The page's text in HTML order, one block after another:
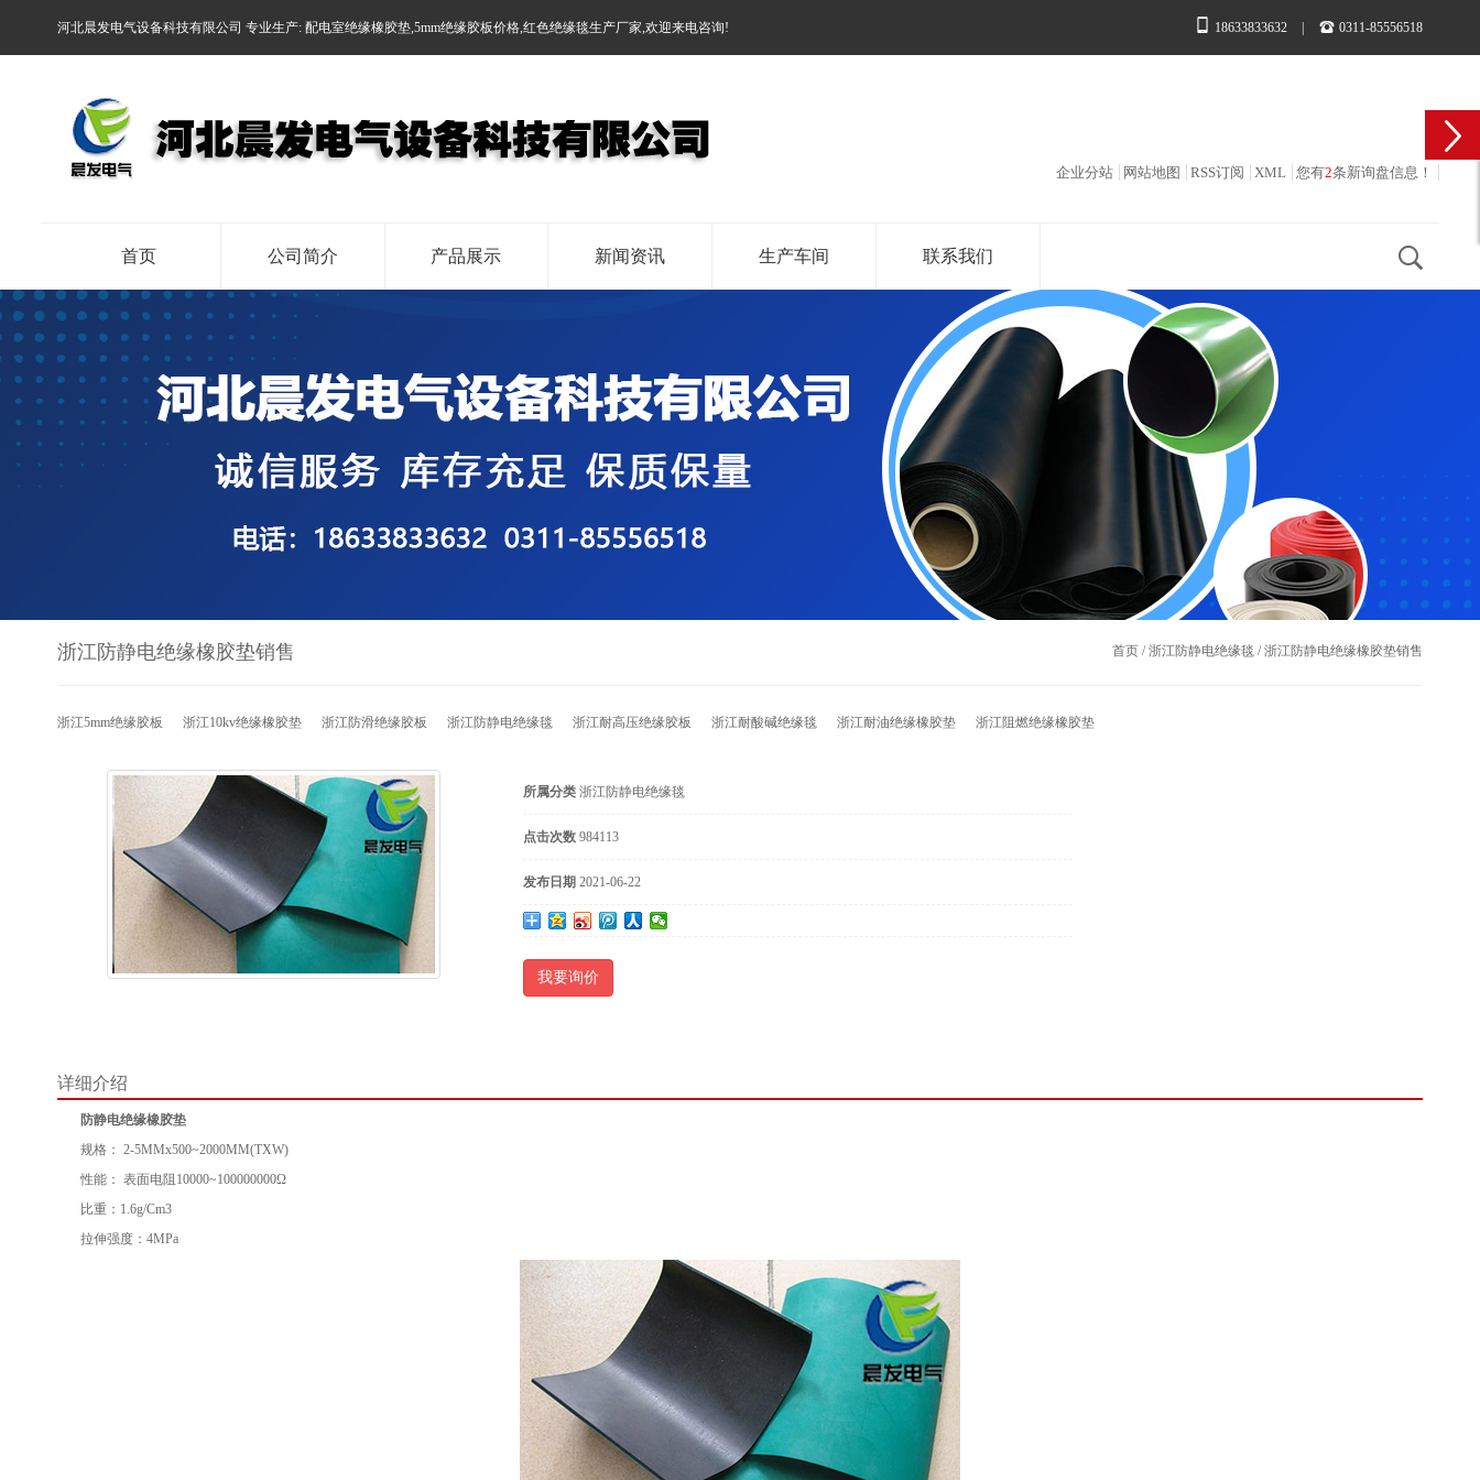
河北晨发电气设备科技有限公司 专业生产: 配电室绝缘橡胶垫,5mm绝缘胶板价格,红色绝缘毯生产厂家,欢迎来电咨询! 18633833632 0311-85556518
首页 公司简介 产品展示 新闻资讯 生产车间 联系我们
企业分站 网站地图 RSS订阅 XML 您有2条新询盘信息！
浙江防静电绝缘橡胶垫销售 首页 /浙江防静电绝缘毯 /浙江防静电绝缘橡胶垫销售
浙江5mm绝缘胶板 浙江10kv绝缘橡胶垫 浙江防滑绝缘胶板 浙江防静电绝缘毯 浙江耐高压绝缘胶板 浙江耐酸碱绝缘毯 浙江耐油绝缘橡胶垫 浙江阻燃绝缘橡胶垫
所属分类 浙江防静电绝缘毯
点击次数 984113
发布日期 2021-06-22
我要询价
详细介绍
防静电绝缘橡胶垫
规格： 2-5MMx500~2000MM(TXW)
性能： 表面电阻10000~100000000Ω
比重：1.6g/Cm3
拉伸强度：4MPa